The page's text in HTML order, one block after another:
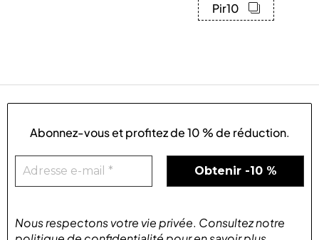
Pir10
Abonnez-vous et profitez de10 % de réduction.
Nous respectons votre vie privée. Consultez notre